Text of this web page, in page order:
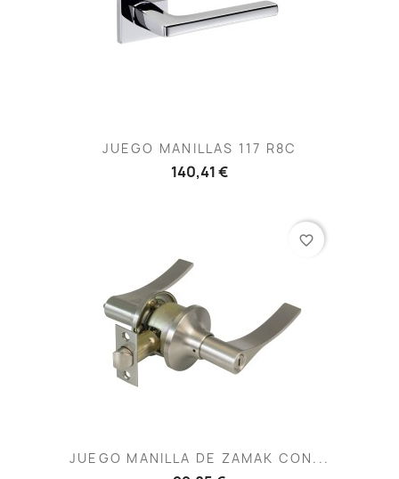
JUEGO MANILLAS 117 R8C
140,41 €
JUEGO MANILLA DE ZAMAK CON...
favorite_border